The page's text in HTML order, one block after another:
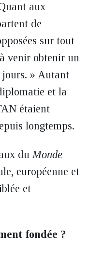
aux
de
sur tout
venir obtenir un
jours. » Autant
et la
étaient
longtemps.
duMonde
européenne et
et
fondée ?